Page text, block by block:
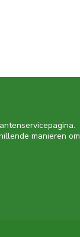
manieren om